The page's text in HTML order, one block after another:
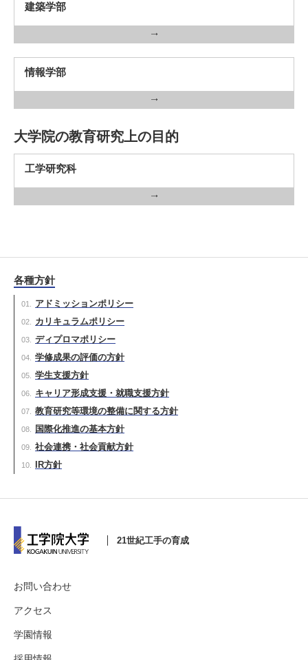
建築学部
情報学部
大学院の教育研究上の目的
工学研究科
各種方針
アドミッションポリシー
カリキュラムポリシー
ディプロマポリシー
学修成果の評価の方針
学生支援方針
キャリア形成支援・就職支援方針
教育研究等環境の整備に関する方針
国際化推進の基本方針
社会連携・社会貢献方針
IR方針
21世紀工手の育成
お問い合わせ
アクセス
学園情報